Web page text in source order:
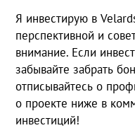
Я инвестирую в
перспективной и
внимание. Если
забывайте забрать
отписывайтесь о
о проекте ниже в
инвестиций!